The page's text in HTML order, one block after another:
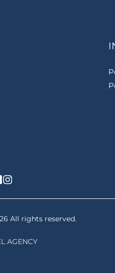
All rights reserved.
AGENCY